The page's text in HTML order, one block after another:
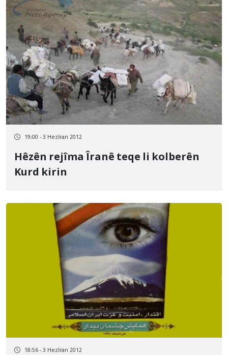
19:00 - 3 Hezîran 2012
Hêzên rejîma Îranê teqe li kolberên
Kurd kirin
18:56 - 3 Hezîran 2012